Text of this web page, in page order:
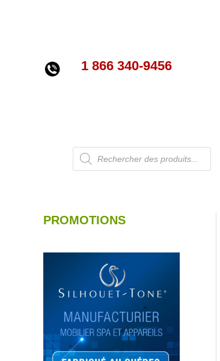
1 866 340-9456
Recherche
de
produits
PROMOTIONS